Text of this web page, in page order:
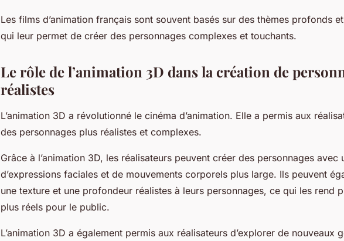
Les films d’animation français sont souvent basés sur des thèmes profonds
qui leur permet de créer des personnages complexes et touchants.
Le rôle de l’animation 3D dans la création de
réalistes
L’animation 3D a révolutionné le cinéma d’animation. Elle a permis aux
des personnages plus réalistes et complexes.
Grâce à l’animation 3D, les réalisateurs peuvent créer des personnages avec
d’expressions faciales et de mouvements corporels plus large. Ils peuvent
une texture et une profondeur réalistes à leurs personnages, ce qui les rend
plus réels pour le public.
L’animation 3D a également permis aux réalisateurs d’explorer de nouveaux